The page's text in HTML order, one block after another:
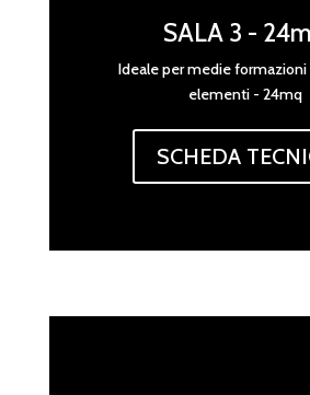
SALA 3 -
Ideale per medie
elementi - 24mq
SCHEDA